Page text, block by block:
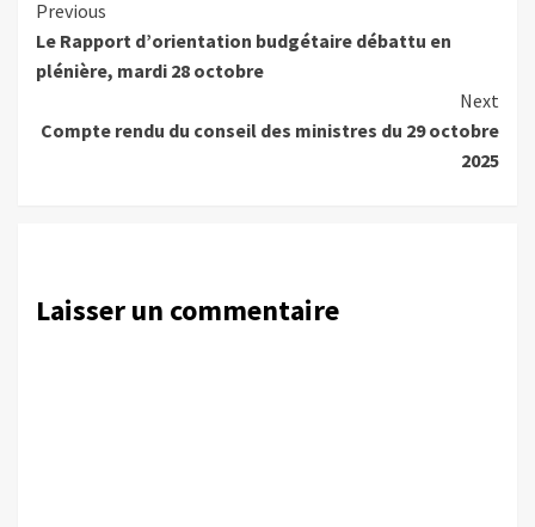
Continue
Reading
Previous
Le Rapport d’orientation budgétaire débattu en
plénière, mardi 28 octobre
Next
Compte rendu du conseil des ministres du 29 octobre
2025
Laisser un commentaire